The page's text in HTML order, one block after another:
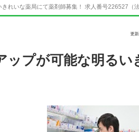
れいな薬局にて薬剤師募集！ 求人番号226527（法
更
ップが可能な明るい